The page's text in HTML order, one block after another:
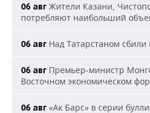
06 авг Жители Казани,
потребляют наибольший
06 авг Над Татарстаном
06 авг Премьер-министр
Восточном экономическом
06 авг «Ак Барс» в серии